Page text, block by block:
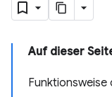
Auf dieser